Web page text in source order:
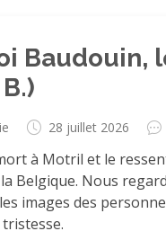
Baudouin,
28 juillet 2026
à Motril et le
Belgique. Nous
images des